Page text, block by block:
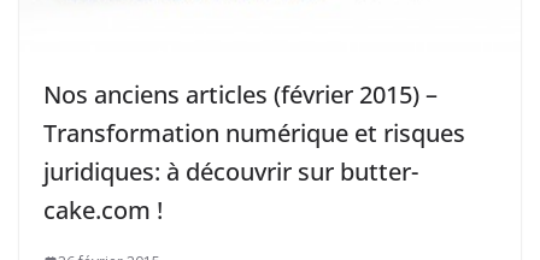
Nos anciens articles (février 2015) –
Transformation numérique et risques
juridiques: à découvrir sur butter-
cake.com !